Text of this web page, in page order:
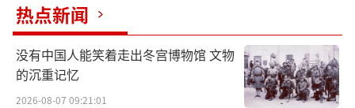
热点新闻
没有中国人能笑着走出冬宫博物馆 文物
的沉重记忆
2026-08-07 09:21:01